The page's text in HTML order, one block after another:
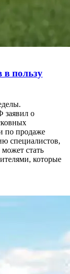
в пользу
заявил о
по продаже
специалистов,
стать
которые